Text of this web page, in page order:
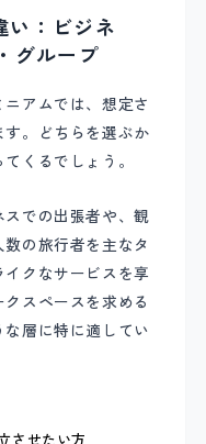
：ビジネ
グループ
アムでは、想定さ
。どちらを選ぶか
くるでしょう。
での出張者や、観
の旅行者を主なタ
クなサービスを享
スペースを求める
層に特に適してい